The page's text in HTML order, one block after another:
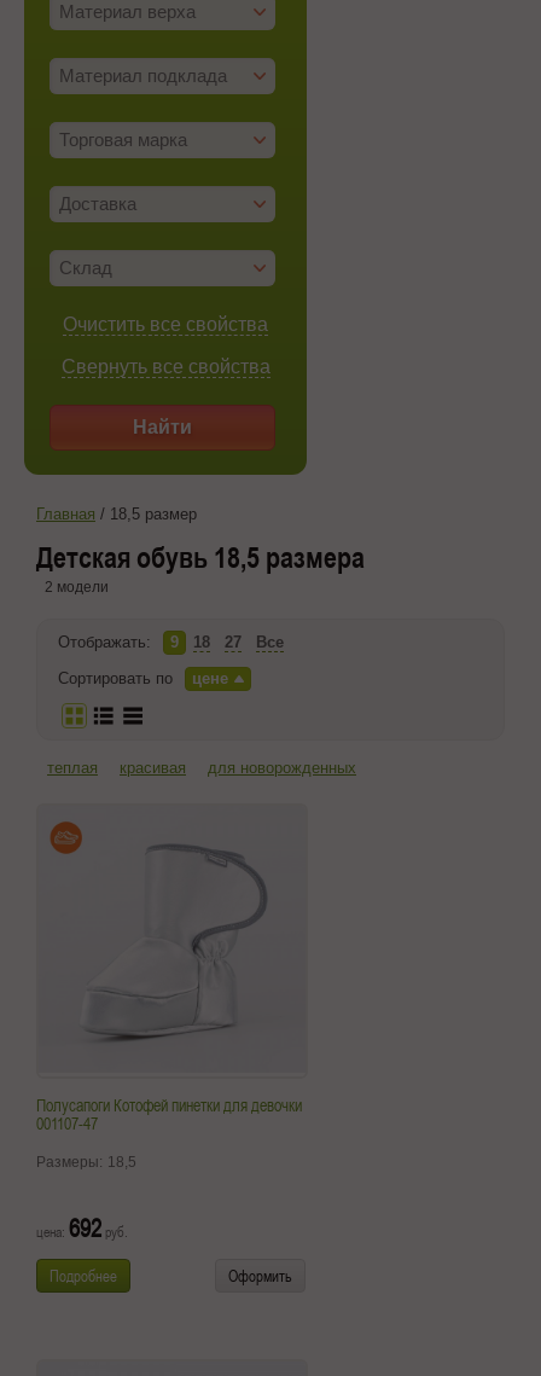
Материал верха
Материал подклада
Торговая марка
Доставка
Склад
Очистить все свойства
Свернуть все свойства
Найти
Главная / 18,5 размер
Детская обувь 18,5 размера
2 модели
Отображать: 9 18 27
Все
Сортировать по
цене
теплая красивая для новорожденных
Полусапоги Котофей пинетки для девочки
001107-47
Размеры: 18,5
цена: 692 руб.
Подробнее Оформить